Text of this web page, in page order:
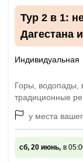
Тур 2 в 1:
Дагестана
Индивидуальная
Горы, водопады,
традиционные
у места
сб, 20 июнь, в